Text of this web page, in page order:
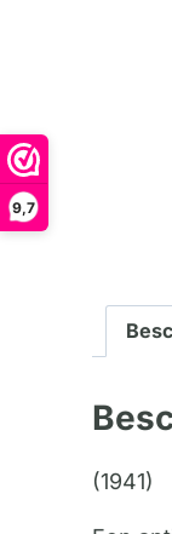
9,7
(1941)